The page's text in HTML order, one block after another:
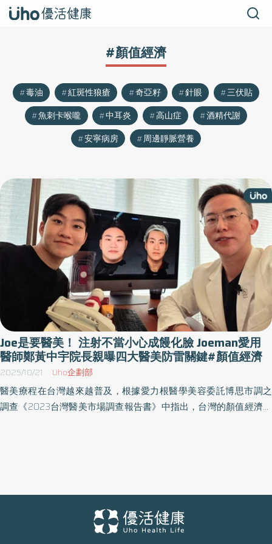
#顏值經濟
毒油 紅斑性狼瘡 奇亞籽 針眼
三伏貼
魚刺卡喉嚨
中耳炎 高山症
酒精代謝
安寧病房
周邊靜脈營養
Joe是要醫美！ 注射不當小心成饅化臉 Joeman愛用
醫師鄭黃中宇院長親曝四大醫美防雷關鍵#顏值經濟
2025/10/21 Uho企劃部
醫美療程在台灣越來越普及，根據愛力根醫學美容委託博思市調之
調查《2023台灣醫美市場調查報告書》中指出，台灣的顏值經濟已
黃中宇醫師解釋，「饅化臉」其實並非正式的醫學名詞，而是形容
求美民眾因醫美填充物注射不當導致臉部浮腫、輪廓模糊、表情不